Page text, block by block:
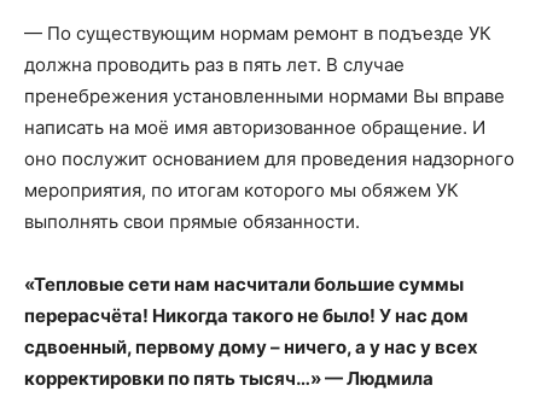
— По существующим нормам ремонт в подъезде УК
должна проводить раз в пять лет. В случае
пренебрежения установленными нормами Вы вправе
написать на моё имя авторизованное обращение. И
оно послужит основанием для проведения надзорного
мероприятия, по итогам которого мы обяжем УК
выполнять свои прямые обязанности.
«Тепловые сети нам насчитали большие суммы
перерасчёта! Никогда такого не было! У нас дом
сдвоенный, первому дому – ничего, а у нас у всех
корректировки по пять тысяч…» — Людмила